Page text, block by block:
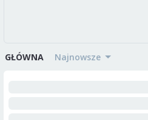
GŁÓWNA najnowsze